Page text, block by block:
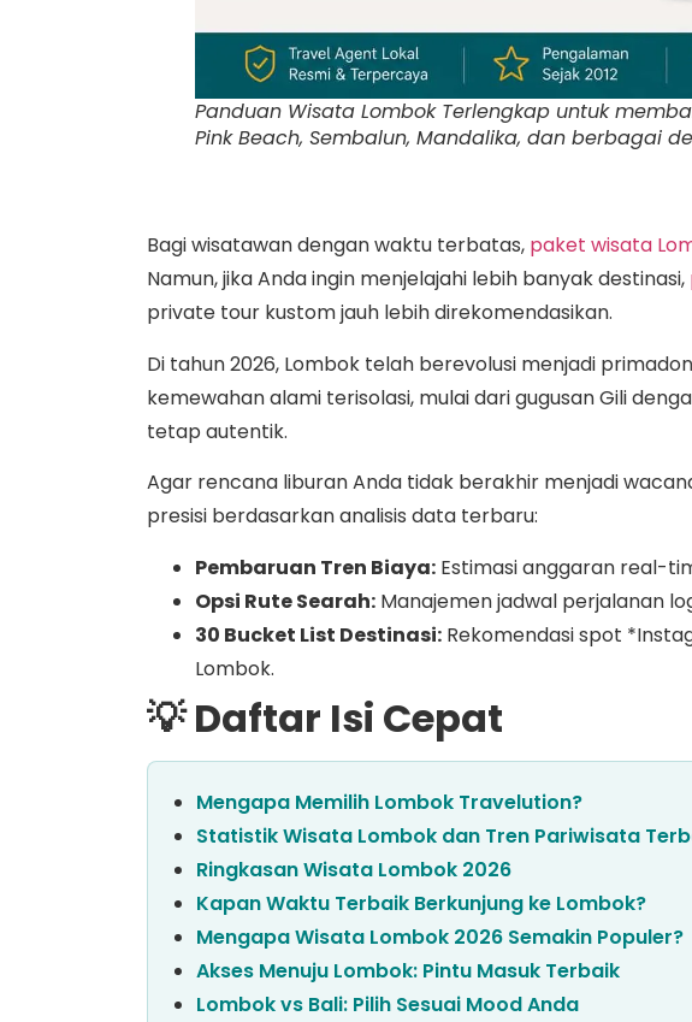
Panduan Wisata Lombok Terlengkap untuk
Pink Beach, Sembalun, Mandalika, dan berbagai
Bagi wisatawan dengan waktu terbatas, paket wisata
Namun, jika Anda ingin menjelajahi lebih banyak destinasi,
private tour kustom jauh lebih direkomendasikan.
Di tahun 2026, Lombok telah berevolusi menjadi
kemewahan alami terisolasi, mulai dari gugusan Gili
tetap autentik.
Agar rencana liburan Anda tidak berakhir menjadi
presisi berdasarkan analisis data terbaru:
Pembaruan Tren Biaya: Estimasi anggaran real-
Opsi Rute Searah: Manajemen jadwal perjalanan
30 Bucket List Destinasi: Rekomendasi spot
Lombok.
💡 Daftar Isi Cepat
Mengapa Memilih Lombok Travelution?
Statistik Wisata Lombok dan Tren Pariwisata
Ringkasan Wisata Lombok 2026
Kapan Waktu Terbaik Berkunjung ke Lombok?
Mengapa Wisata Lombok 2026 Semakin Populer?
Akses Menuju Lombok: Pintu Masuk Terbaik
Lombok vs Bali: Pilih Sesuai Mood Anda